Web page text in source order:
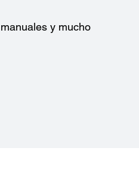
y mucho